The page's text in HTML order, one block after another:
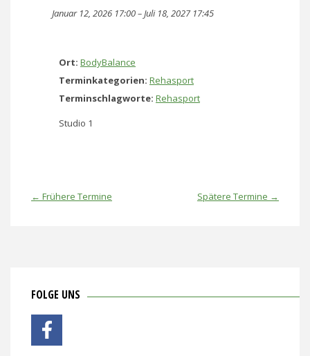
Januar 12, 2026 17:00–Juli 18, 2027 17:45
Ort: BodyBalance
Terminkategorien: Rehasport
Terminschlagworte: Rehasport
Studio 1
Spätere Termine →
← Frühere Termine
FOLGE UNS